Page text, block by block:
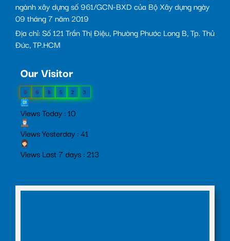
ngành xây dựng số 961/GCN-BXD của Bộ Xây dựng ngày
09 tháng 7 năm 2019
Địa chỉ: Số 121 Trần Thị Điệu, Phường Phước Long B, Tp. Thủ
Đức, TP.HCM
Our Visitor
0 0 8 5 2 3
Views Today : 10
Views Yesterday : 41
Views Last 7 days : 213